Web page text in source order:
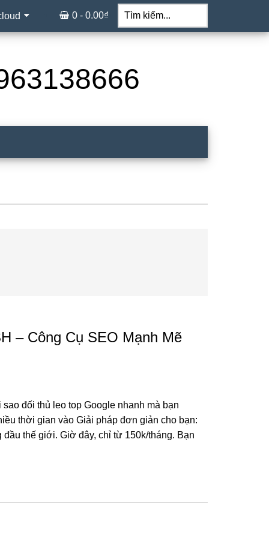
Tìm
kiếm...
0 - 0.00₫
– Công Cụ SEO Mạnh Mẽ
đối thủ leo top Google nhanh mà bạn
thời gian vào Giải pháp đơn giản cho bạn:
thế giới. Giờ đây, chỉ từ 150k/tháng. Bạn